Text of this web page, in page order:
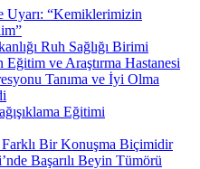
Uyarı: “Kemiklerimizin
Ruh Sağlığı Birimi
ve Araştırma Hastanesi
Tanıma ve İyi Olma
Eğitimi
Bir Konuşma Biçimidir
Başarılı Beyin Tümörü